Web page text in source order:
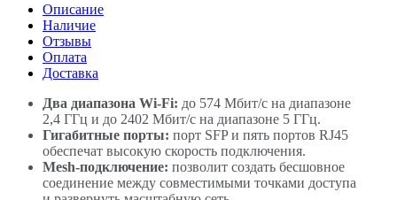
Описание
Наличие
Отзывы
Оплата
Доставка
Два диапазона Wi‑Fi: до 574 Мбит/с на диапазоне
2,4 ГГц и до 2402 Мбит/с на диапазоне 5 ГГц.
Гигабитные порты: порт SFP и пять портов RJ45
обеспечат высокую скорость подключения.
Mesh‑подключение: позволит создать бесшовное
соединение между совместимыми точками доступа